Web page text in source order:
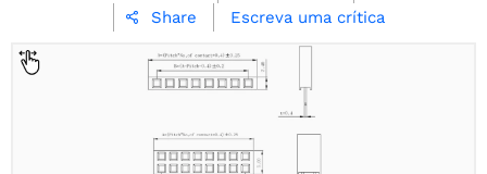
 Share Escreva uma crítica